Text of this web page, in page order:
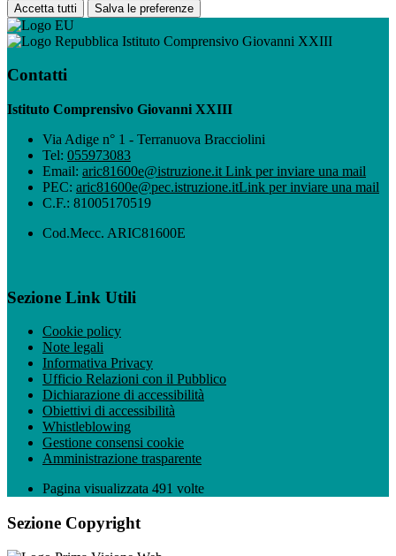
Accetta tutti Salva le preferenze
Istituto Comprensivo Giovanni XXIII
Contatti
Istituto Comprensivo Giovanni XXIII
Via Adige n° 1 - Terranuova Bracciolini
Tel: 055973083
Email: aric81600e@istruzione.it Link per inviare una mail
PEC: aric81600e@pec.istruzione.itLink per inviare una mail
C.F.: 81005170519
Cod.Mecc. ARIC81600E
Sezione Link Utili
Cookie policy
Note legali
Informativa Privacy
Ufficio Relazioni con il Pubblico
Dichiarazione di accessibilità
Obiettivi di accessibilità
Whistleblowing
Gestione consensi cookie
Amministrazione trasparente
Pagina visualizzata 491 volte
Sezione Copyright